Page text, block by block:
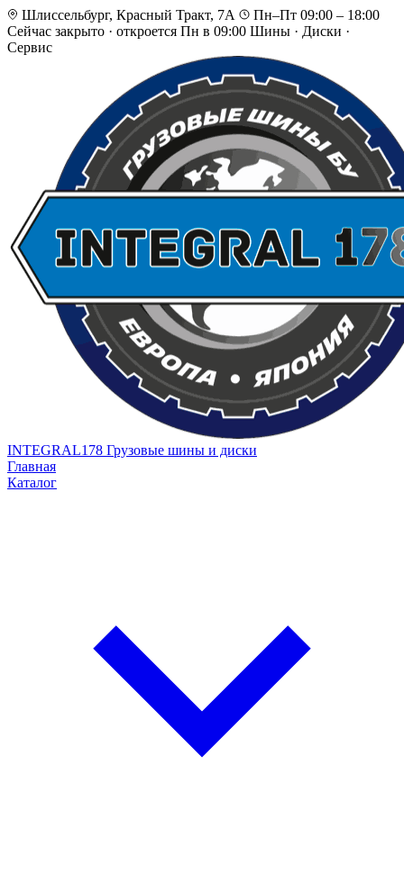
Шлиссельбург, Красный Тракт, 7А
Пн–Пт 09:00 – 18:00
Сейчас закрыто · откроется Пн в 09:00 Шины · Диски ·
Сервис
INTEGRAL178 Грузовые шины и диски
Главная
Каталог